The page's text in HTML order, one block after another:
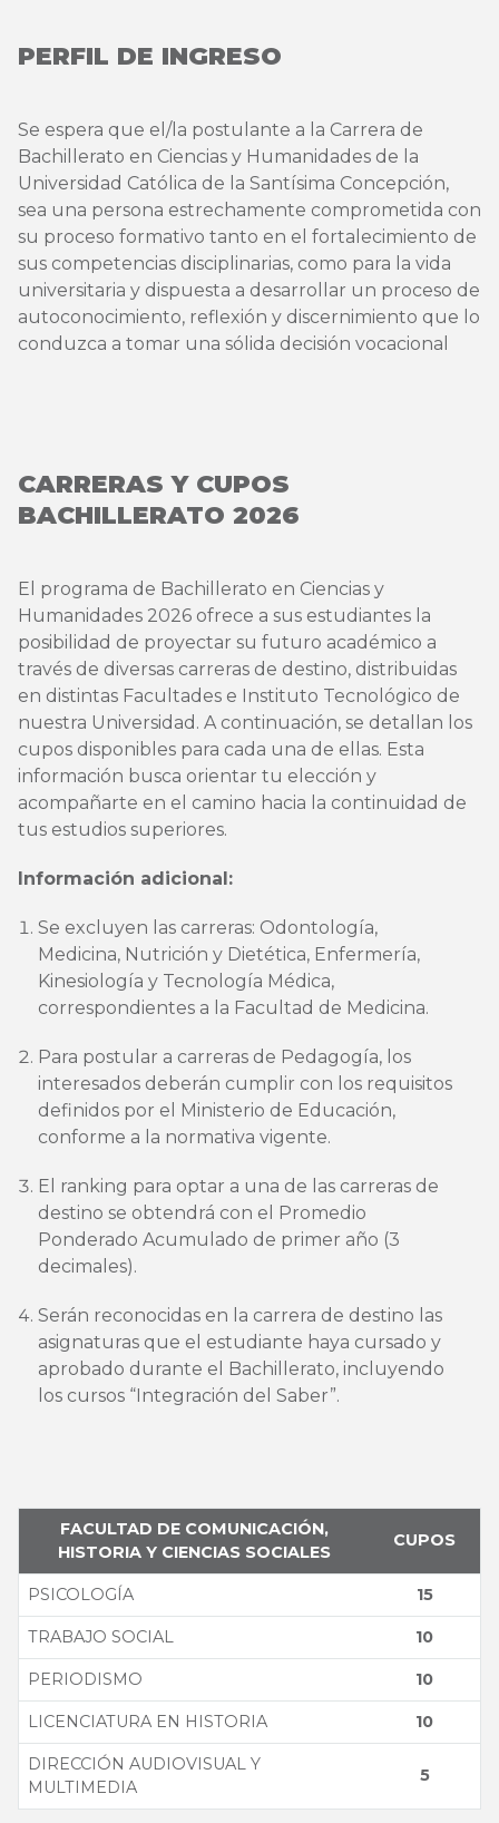
PERFIL DE INGRESO
Se espera que el/la postulante a la Carrera de
Bachillerato en Ciencias y Humanidades de la
Universidad Católica de la Santísima Concepción,
sea una persona estrechamente comprometida con
su proceso formativo tanto en el fortalecimiento de
sus competencias disciplinarias, como para la vida
universitaria y dispuesta a desarrollar un proceso de
autoconocimiento, reflexión y discernimiento que lo
conduzca a tomar una sólida decisión vocacional
CARRERAS Y CUPOS
BACHILLERATO 2026
El programa de Bachillerato en Ciencias y
Humanidades 2026 ofrece a sus estudiantes la
posibilidad de proyectar su futuro académico a
través de diversas carreras de destino, distribuidas
en distintas Facultades e Instituto Tecnológico de
nuestra Universidad. A continuación, se detallan los
cupos disponibles para cada una de ellas. Esta
información busca orientar tu elección y
acompañarte en el camino hacia la continuidad de
tus estudios superiores.
Información adicional:
Se excluyen las carreras: Odontología,
Medicina, Nutrición y Dietética, Enfermería,
Kinesiología y Tecnología Médica,
correspondientes a la Facultad de Medicina.
Para postular a carreras de Pedagogía, los
interesados deberán cumplir con los requisitos
definidos por el Ministerio de Educación,
conforme a la normativa vigente.
El ranking para optar a una de las carreras de
destino se obtendrá con el Promedio
Ponderado Acumulado de primer año (3
decimales).
Serán reconocidas en la carrera de destino las
asignaturas que el estudiante haya cursado y
aprobado durante el Bachillerato, incluyendo
los cursos “Integración del Saber”.
FACULTAD DE COMUNICACIÓN,
HISTORIA Y CIENCIAS SOCIALES
CUPOS
PSICOLOGÍA 15
TRABAJO SOCIAL 10
PERIODISMO 10
LICENCIATURA EN HISTORIA 10
DIRECCIÓN AUDIOVISUAL Y
MULTIMEDIA
5